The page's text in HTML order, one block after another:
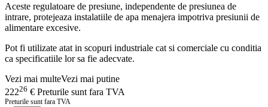
Aceste regulatoare de presiune, independente de presiunea de
intrare, protejeaza instalatiile de apa menajera impotriva presiunii de
alimentare excesive.
Pot fi utilizate atat in scopuri industriale cat si comerciale cu conditia
ca specificatiile lor sa fie adecvate.
Vezi mai multeVezi mai putine
22226 € Preturile sunt fara TVA
Preturile sunt fara TVA